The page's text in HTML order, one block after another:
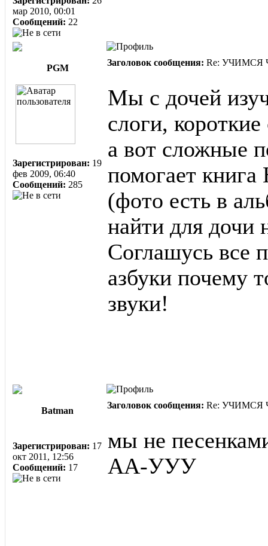
мар 2010, 00:01
Сообщений: 22
PGM
Заголовок сообщения: Re: УЧИМСЯ
Зарегистрирован: 19
фев 2009, 06:40
Сообщений: 285
Мы с дочей
слоги,
а вот сложные
помогает
(фото есть в
найти для дочи
Соглашусь все
азбуки почему
звуки!
Batman
Заголовок сообщения: Re: УЧИМСЯ
Зарегистрирован: 17
окт 2011, 12:56
Сообщений: 17
мы не
АА-УУУ